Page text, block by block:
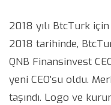
2018 yılı BtcTurk
2018 tarihinde,
QNB Finansinvest
yeni CEO’su oldu.
taşındı. Logo ve